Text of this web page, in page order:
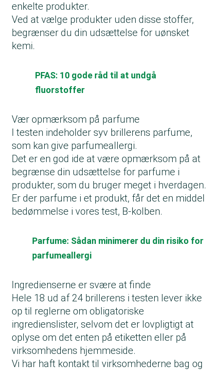
enkelte produkter.
Ved at vælge produkter uden disse stoffer,
begrænser du din udsættelse for uønsket
kemi.
PFAS: 10 gode råd til at undgå
fluorstoffer
Vær opmærksom på parfume
I testen indeholder syv brillerens parfume,
som kan give parfumeallergi.
Det er en god ide at være opmærksom på at
begrænse din udsættelse for parfume i
produkter, som du bruger meget i hverdagen.
Er der parfume i et produkt, får det en middel
bedømmelse i vores test, B-kolben.
Parfume: Sådan minimerer du din risiko for
parfumeallergi
Ingredienserne er svære at finde
Hele 18 ud af 24 brillerens i testen lever ikke
op til reglerne om obligatoriske
ingredienslister, selvom det er lovpligtigt at
oplyse om det enten på etiketten eller på
virksomhedens hjemmeside.
Vi har haft kontakt til virksomhederne bag og